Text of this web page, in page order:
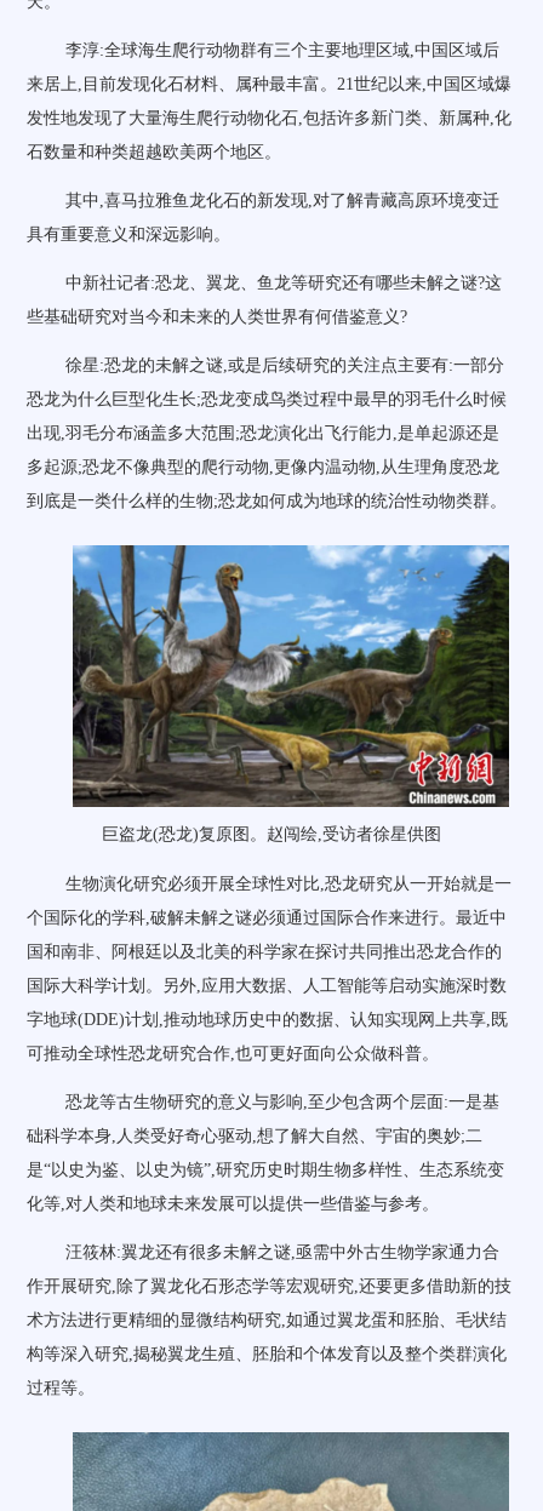
李淳:全球海生爬行动物群有三个主要地理区域,中国区域后
来居上,目前发现化石材料、属种最丰富。21世纪以来,中国区域爆
发性地发现了大量海生爬行动物化石,包括许多新门类、新属种,化
石数量和种类超越欧美两个地区。
其中,喜马拉雅鱼龙化石的新发现,对了解青藏高原环境变迁
具有重要意义和深远影响。
中新社记者:恐龙、翼龙、鱼龙等研究还有哪些未解之谜?这
些基础研究对当今和未来的人类世界有何借鉴意义?
徐星:恐龙的未解之谜,或是后续研究的关注点主要有:一部分
恐龙为什么巨型化生长;恐龙变成鸟类过程中最早的羽毛什么时候
出现,羽毛分布涵盖多大范围;恐龙演化出飞行能力,是单起源还是
多起源;恐龙不像典型的爬行动物,更像内温动物,从生理角度恐龙
到底是一类什么样的生物;恐龙如何成为地球的统治性动物类群。
巨盗龙(恐龙)复原图。赵闯绘,受访者徐星供图
生物演化研究必须开展全球性对比,恐龙研究从一开始就是一
个国际化的学科,破解未解之谜必须通过国际合作来进行。最近中
国和南非、阿根廷以及北美的科学家在探讨共同推出恐龙合作的
国际大科学计划。另外,应用大数据、人工智能等启动实施深时数
字地球(DDE)计划,推动地球历史中的数据、认知实现网上共享,既
可推动全球性恐龙研究合作,也可更好面向公众做科普。
恐龙等古生物研究的意义与影响,至少包含两个层面:一是基
础科学本身,人类受好奇心驱动,想了解大自然、宇宙的奥妙;二
是“以史为鉴、以史为镜”,研究历史时期生物多样性、生态系统变
化等,对人类和地球未来发展可以提供一些借鉴与参考。
汪筱林:翼龙还有很多未解之谜,亟需中外古生物学家通力合
作开展研究,除了翼龙化石形态学等宏观研究,还要更多借助新的技
术方法进行更精细的显微结构研究,如通过翼龙蛋和胚胎、毛状结
构等深入研究,揭秘翼龙生殖、胚胎和个体发育以及整个类群演化
过程等。